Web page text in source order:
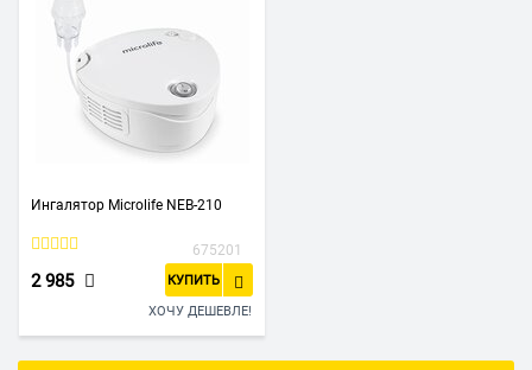
Ингалятор Microlife NEB-210
675201
2 985 КУПИТЬ
ХОЧУ ДЕШЕВЛЕ!